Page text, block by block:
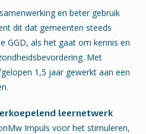
en beter gebruik
dit dat gemeenten steeds
GGD, als het gaat om kennis en
Met
1,5 jaar gewerkt aan een
leernetwerk
Impuls voor het stimuleren,